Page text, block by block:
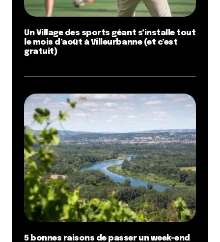
Un Village des sports géant s’installe tout
le mois d’août à Villeurbanne (et c’est
gratuit)
5 bonnes raisons de passer un week-end